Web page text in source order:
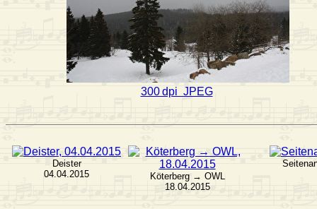
300 dpi JPEG
Deister
04.04.2015
Köterberg → OWL
18.04.2015